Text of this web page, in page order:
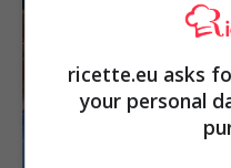
ricette.eu asks
your personal